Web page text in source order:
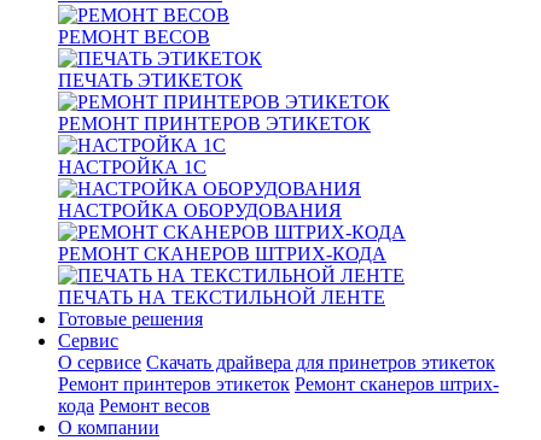
РЕМОНТ ВЕСОВ
ПЕЧАТЬ ЭТИКЕТОК
РЕМОНТ ПРИНТЕРОВ ЭТИКЕТОК
НАСТРОЙКА 1С
НАСТРОЙКА ОБОРУДОВАНИЯ
РЕМОНТ СКАНЕРОВ ШТРИХ-КОДА
ПЕЧАТЬ НА ТЕКСТИЛЬНОЙ ЛЕНТЕ
Готовые решения
Сервис
О сервисе Скачать драйвера для принетров этикеток
Ремонт принтеров этикеток Ремонт сканеров штрих-
кода Ремонт весов
О компании